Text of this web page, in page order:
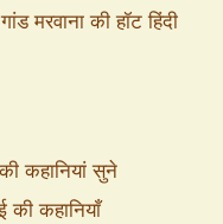
मरवाना की हॉट हिंदी
कहानियां सुने
कहानियाँ